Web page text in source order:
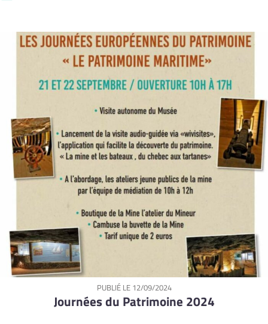
PUBLIÉ LE 12/09/2024
Journées du Patrimoine 2024